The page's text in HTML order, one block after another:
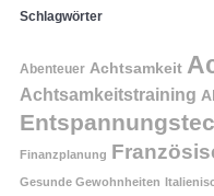
Schlagwörter
Abenteuer Achtsamkeit
Achtsamkeitstraining
Finanzplanung
Gesunde Gewohnheiten